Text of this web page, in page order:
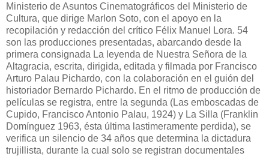
Ministerio de Asuntos Cinematográficos del Ministerio de
Cultura, que dirige Marlon Soto, con el apoyo en la
recopilación y redacción del crítico Félix Manuel Lora. 54
son las producciones presentadas, abarcando desde la
primera consignada La leyenda de Nuestra Señora de la
Altagracia, escrita, dirigida, editada y filmada por Francisco
Arturo Palau Pichardo, con la colaboración en el guión del
historiador Bernardo Pichardo. En el ritmo de producción de
películas se registra, entre la segunda (Las emboscadas de
Cupido, Francisco Antonio Palau, 1924) y La Silla (Franklin
Domínguez 1963, ésta última lastimeramente perdida), se
verifica un silencio de 34 años que determina la dictadura
trujillista, durante la cual solo se registran documentales